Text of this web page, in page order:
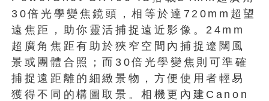
30倍光學變焦鏡頭，相等於達720mm超望
遠焦距，助你靈活捕捉遠近影像。24mm
超廣角焦距有助於狹窄空間內捕捉遼闊風
景或團體合照；而30倍光學變焦則可準確
捕捉遠距離的細緻景物，方便使用者輕易
獲得不同的構圖取景。相機更內建Canon